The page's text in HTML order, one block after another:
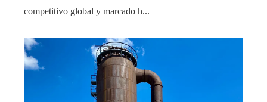
competitivo global y marcado h...